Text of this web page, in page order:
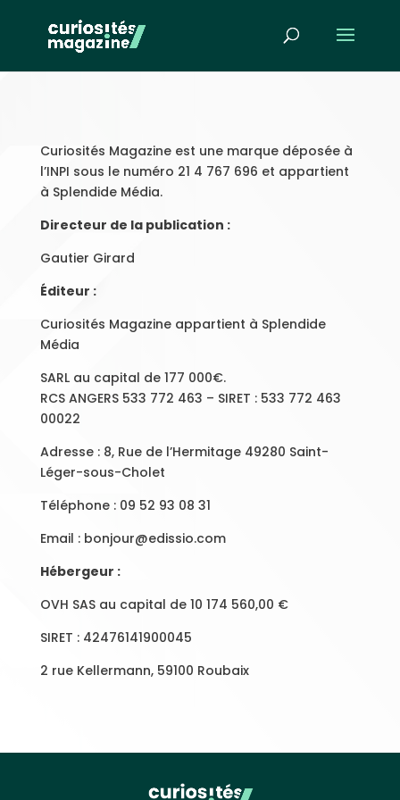
Curiosités Magazine est une marque déposée à
l’INPI sous le numéro 21 4 767 696 et appartient
à Splendide Média.
Directeur de la publication :
Gautier Girard
Éditeur :
Curiosités Magazine appartient à Splendide
Média
SARL au capital de 177 000€.
RCS ANGERS 533 772 463 – SIRET : 533 772 463
00022
Adresse : 8, Rue de l’Hermitage 49280 Saint-
Léger-sous-Cholet
Téléphone : 09 52 93 08 31
Email : bonjour@edissio.com
Hébergeur :
OVH SAS au capital de 10 174 560,00 €
SIRET : 42476141900045
2 rue Kellermann, 59100 Roubaix